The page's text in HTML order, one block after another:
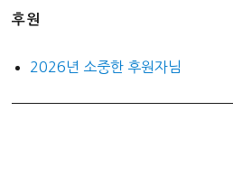
후원
2026년 소중한 후원자님